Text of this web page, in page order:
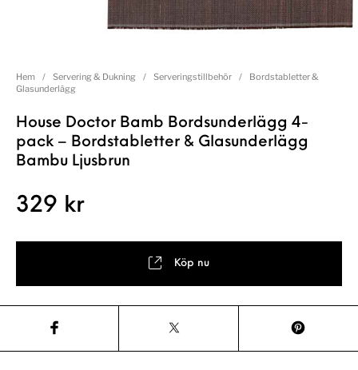
Hem / Servering & Dukning / Serveringstillbehör /
Bordstabletter &
Glasunderlägg
House Doctor Bamb Bordsunderlägg 4-
pack – Bordstabletter & Glasunderlägg
Bambu Ljusbrun
329 kr
Köp nu